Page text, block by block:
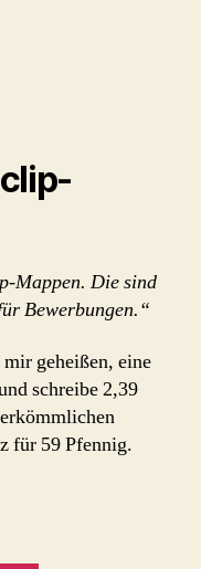
Mappen. Die sind
Bewerbungen.“
geheißen, eine
schreibe 2,39
für 59 Pfennig.